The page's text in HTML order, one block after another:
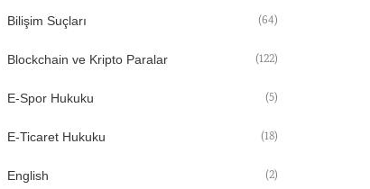
Bilişim Suçları (64)
Blockchain ve Kripto Paralar (122)
E-Spor Hukuku (5)
E-Ticaret Hukuku (18)
English (2)